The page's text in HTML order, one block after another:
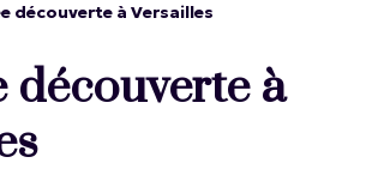
découverte à Versailles
découverte à